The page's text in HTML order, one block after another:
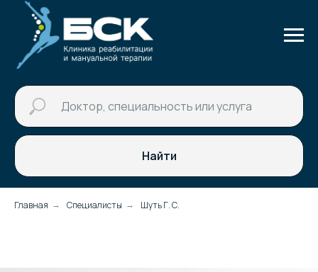
Найти
Главная → Специалисты → Шуть Г. С.